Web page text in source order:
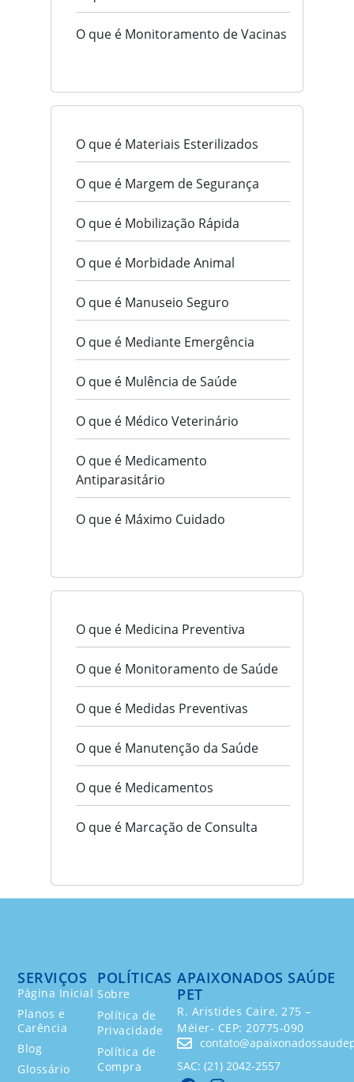
O que é Monitoramento de Vacinas
O que é Materiais Esterilizados
O que é Margem de Segurança
O que é Mobilização Rápida
O que é Morbidade Animal
O que é Manuseio Seguro
O que é Mediante Emergência
O que é Mulência de Saúde
O que é Médico Veterinário
O que é Medicamento
Antiparasitário
O que é Máximo Cuidado
O que é Medicina Preventiva
O que é Monitoramento de Saúde
O que é Medidas Preventivas
O que é Manutenção da Saúde
O que é Medicamentos
O que é Marcação de Consulta
POLÍTICAS
Sobre
Política de
Privacidade
Política de
Compra
SERVIÇOS
Página Inicial
Planos e
Carência
Blog
Glossário
APAIXONADOS SAÚDE
PET
R. Aristides Caire, 275 –
Méier- CEP: 20775-090
SAC: (21) 2042-2557